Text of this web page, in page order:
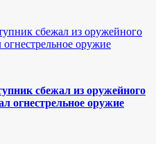
сбежал из оружейного
огнестрельное оружие